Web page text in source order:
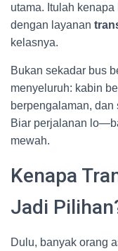
utama. Itulah kenapa
dengan layanan
kelasnya.
Bukan sekadar bus
menyeluruh: kabin
berpengalaman,
Biar perjalanan
mewah.
Kenapa
Jadi
Dulu, banyak orang